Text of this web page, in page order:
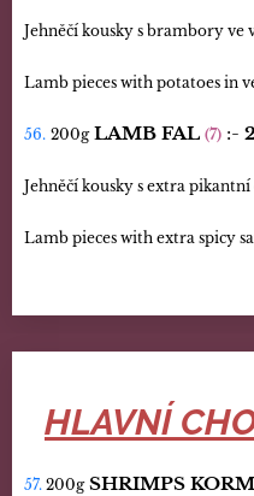
Jehněčí kousky s brambory ve
Lamb pieces with potatoes in
56. 200g LAMB FAL (7) :-
Jehněčí kousky s extra
Lamb pieces with extra spicy
HLAVNÍ
57. 200g SHRIMPS